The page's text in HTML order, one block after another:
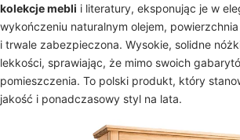
kolekcje mebli i literatury, eksponując je w
wykończeniu naturalnym olejem,
i trwale zabezpieczona. Wysokie, solidne
lekkości, sprawiając, że mimo swoich
pomieszczenia. To polski produkt, który
jakość i ponadczasowy styl na lata.